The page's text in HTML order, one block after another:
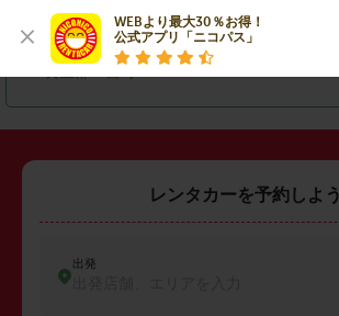
WEBより最大30％お得！
公式アプリ「ニコパス」
・ 匝瑳市 ・大網白里市
レンタカーを予約しよう
出発